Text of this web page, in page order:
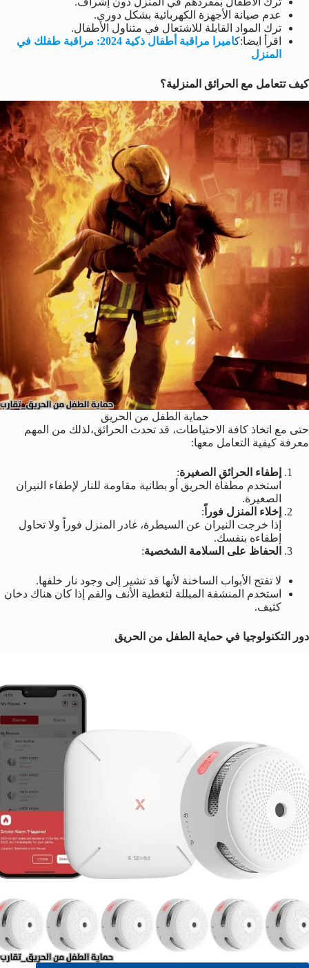
عدم صيانة الأجهزة الكهربائية بشكل دوري.
ترك المواد القابلة للاشتعال في متناول الأطفال.
اقرأ ايضا:ك
اميرا مراقبة أطفال ذكية 2024: مراقبة طفلك في
المنزل
كيف تتعامل مع الحرائق المنزلية؟
حماية الطفل من الحريق
حتى مع اتخاذ كافة الاحتياطات، قد تحدث الحرائق،لذلك من المهم
معرفة كيفية التعامل معها:
إطفاء الحرائق الصغيرة:
استخدم مطفأة الحريق أو بطانية مقاومة للنار لإطفاء النيران
الصغيرة.
إخلاء المنزل فوراً :
إذا خرجت النيران عن السيطرة، غادر المنزل فوراً ولا تحاول
إطفاءه بنفسك.
الحفاظ على السلامة الشخصية:
لا تفتح الأبواب الساخنة لأنها قد تشير إلى وجود نار خلفها.
استخدم المنشفة المبللة لتغطية الأنف والفم إذا كان هناك دخان
كثيف.
دور التكنولوجيا في حماية الطفل من الحريق